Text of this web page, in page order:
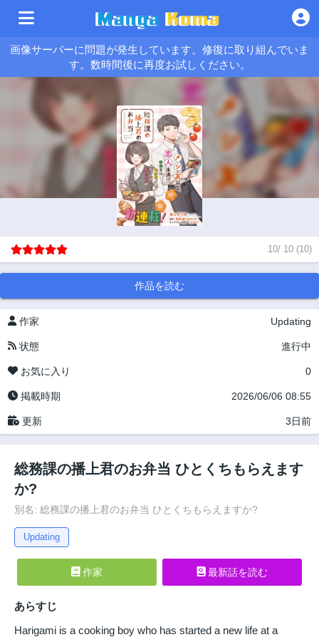
画像サーバーに問題が発生しています。修復に取り組んでいま
す。数時間後に再度お試しください。
10/ 10 (10)
作品を読む
作家 Updating
状態 進行中
お気に入り 0
掲載時期 2026/06/06 08:55
更新 3日前
総務課の播上君のお弁当 ひとくちもらえます
か?
別名: 総務課の播上君のお弁当 ひとくちもらえますか?
Updating
作家 最新話を読む
あらすじ
Harigami is a cooking boy who has started a new life at a